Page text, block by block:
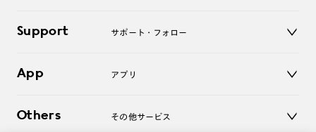
アクセサリー
ログアウト
Support サポート・フォロー
よくあるご質問
お問い合わせ
App アプリ
Others その他サービス